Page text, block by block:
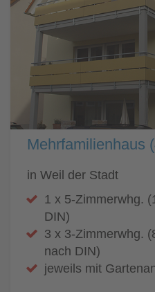
Mehrfamilienhaus
in Weil der Stadt
1 x 5-Zimmerwhg.
DIN)
3 x 3-Zimmerwhg.
nach DIN)
jeweils mit